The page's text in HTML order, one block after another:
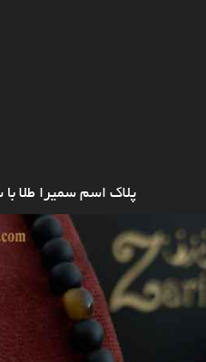
پلاک اسم سمیرا طلا